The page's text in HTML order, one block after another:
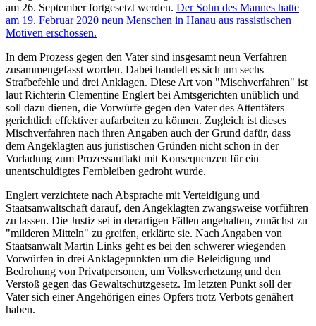
am 26. September fortgesetzt werden. Der Sohn des Mannes hatte
am 19. Februar 2020 neun Menschen in Hanau aus rassistischen
Motiven erschossen.
In dem Prozess gegen den Vater sind insgesamt neun Verfahren
zusammengefasst worden. Dabei handelt es sich um sechs
Strafbefehle und drei Anklagen. Diese Art von "Mischverfahren" ist
laut Richterin Clementine Englert bei Amtsgerichten unüblich und
soll dazu dienen, die Vorwürfe gegen den Vater des Attentäters
gerichtlich effektiver aufarbeiten zu können. Zugleich ist dieses
Mischverfahren nach ihren Angaben auch der Grund dafür, dass
dem Angeklagten aus juristischen Gründen nicht schon in der
Vorladung zum Prozessauftakt mit Konsequenzen für ein
unentschuldigtes Fernbleiben gedroht wurde.
Englert verzichtete nach Absprache mit Verteidigung und
Staatsanwaltschaft darauf, den Angeklagten zwangsweise vorführen
zu lassen. Die Justiz sei in derartigen Fällen angehalten, zunächst zu
"milderen Mitteln" zu greifen, erklärte sie. Nach Angaben von
Staatsanwalt Martin Links geht es bei den schwerer wiegenden
Vorwürfen in drei Anklagepunkten um die Beleidigung und
Bedrohung von Privatpersonen, um Volksverhetzung und den
Verstoß gegen das Gewaltschutzgesetz. Im letzten Punkt soll der
Vater sich einer Angehörigen eines Opfers trotz Verbots genähert
haben.